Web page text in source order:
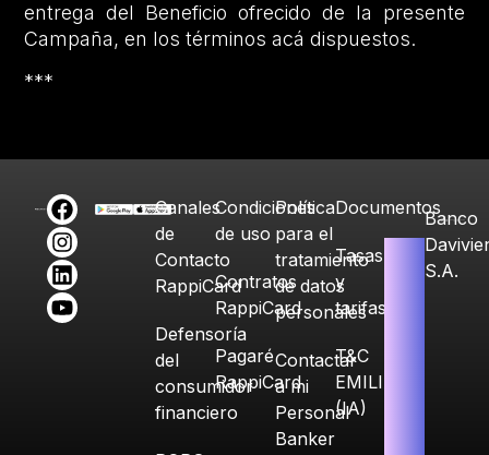
entrega del Beneficio ofrecido de la presente
Campaña, en los términos acá dispuestos.
***
Canales
de
Contacto
RappiCard
Defensoría
del
consumidor
financiero
Condiciones
de uso
Contratos
RappiCard
Pagaré
RappiCard
Política
para el
tratamiento
de datos
personales
Contactar
a mi
Personal
Banker
Documentos
Tasas
y
tarifas
T&C
EMILIA
(IA)
Banco
S.A.